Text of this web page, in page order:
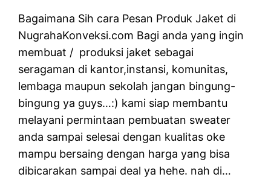
Bagaimana Sih cara Pesan Produk Jaket di
NugrahaKonveksi.com Bagi anda yang ingin
membuat / produksi jaket sebagai
seragaman di kantor,instansi, komunitas,
lembaga maupun sekolah jangan bingung-
bingung ya guys…:) kami siap membantu
melayani permintaan pembuatan sweater
anda sampai selesai dengan kualitas oke
mampu bersaing dengan harga yang bisa
dibicarakan sampai deal ya hehe. nah di…